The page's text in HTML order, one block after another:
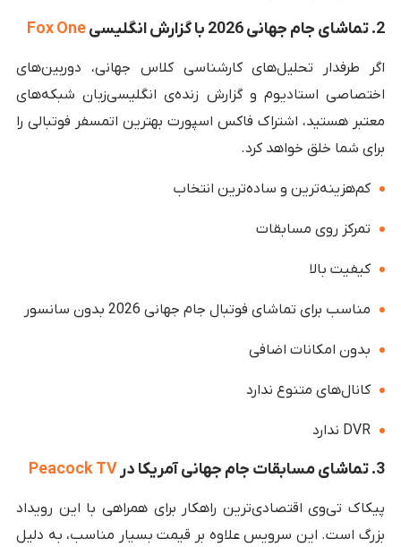
2. تماشای جام جهانی 2026 با گزارش انگلیسی Fox One
اگر طرفدار تحلیل‌های کارشناسی کلاس جهانی، دوربین‌های
اختصاصی استادیوم و گزارش زنده‌ی انگلیسی‌زبان شبکه‌های
معتبر هستید، اشتراک فاکس اسپورت بهترین اتمسفر فوتبالی را
برای شما خلق خواهد کرد.
کم‌هزینه‌ترین و ساده‌ترین انتخاب
تمرکز روی مسابقات
کیفیت بالا
مناسب برای تماشای فوتبال جام جهانی 2026 بدون سانسور
بدون امکانات اضافی
کانال‌های متنوع ندارد
DVR ندارد
3. تماشای مسابقات جام جهانی آمریکا در Peacock TV
پیکاک تی‌وی اقتصادی‌ترین راهکار برای همراهی با این رویداد
بزرگ است. این سرویس علاوه بر قیمت بسیار مناسب، به دلیل